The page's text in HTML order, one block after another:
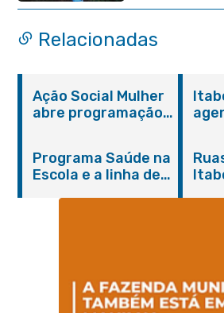
Relacionadas
Ação Social Mulher
abre programação
serviços gratuitos e
orientações
Programa Saúde na
Escola e a linha de
Magalhães Seabra